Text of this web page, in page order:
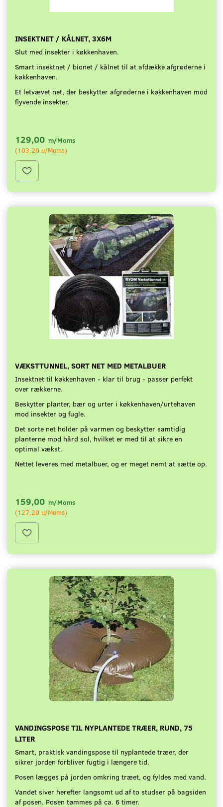
INSEKTNET / KÅLNET, 3X6M
Slut med insekter i køkkenhaven.
Smart insektnet / bionet / kålnet til at afdække afgrøderne i
køkkenhaven.
Et letvævet net, der beskytter afgrøderne i køkkenhaven mod
flyvende insekter.
129,00 m/Moms
(103,20 u/Moms)
VÆKSTTUNNEL, SORT NET MED METALBUER
Insektnet til køkkenhaven - klar til brug - passer perfekt
over rækkerne.
Beskytter planter, bær og urter i køkkenhaven/urtehaven
mod insekter og fugle.
Det sorte net holder på varmen og beskytter samtidig
planterne mod hård sol, hvilket er med til at sikre en
optimal vækst.
Nettet leveres med metalbuer, og er meget nemt at sætte op.
159,00 m/Moms
(127,20 u/Moms)
VANDINGSPOSE TIL NYPLANTEDE TRÆER, RUND, 75
LITER
Smart, praktisk vandingspose til nyplantede træer, der
sikrer jorden forbliver fugtig i længere tid.
Posen lægges på jorden omkring træet, og fyldes med vand.
Vandet siver herefter langsomt ud af to studser på bagsiden
af posen. Posen tømmes på ca. 6 timer.